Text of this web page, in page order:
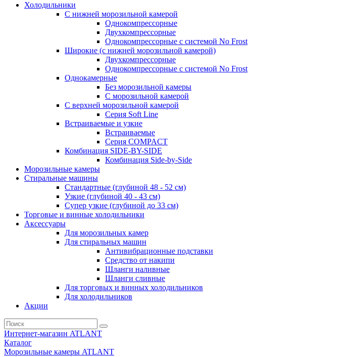
Холодильники
С нижней морозильной камерой
Однокомпрессорные
Двухкомпрессорные
Однокомпрессорные с системой No Frost
Широкие (с нижней морозильной камерой)
Двухкомпрессорные
Однокомпрессорные с системой No Frost
Однокамерные
Без морозильной камеры
С морозильной камерой
С верхней морозильной камерой
Серия Soft Line
Встраиваемые и узкие
Встраиваемые
Серия СOMPACT
Комбинация SIDE-BY-SIDE
Комбинация Side-by-Side
Морозильные камеры
Стиральные машины
Стандартные (глубиной 48 - 52 см)
Узкие (глубиной 40 - 43 см)
Супер узкие (глубиной до 33 см)
Торговые и винные холодильники
Аксессуары
Для морозильных камер
Для стиральных машин
Антивибрационные подставки
Средство от накипи
Шланги наливные
Шланги сливные
Для торговых и винных холодильников
Для холодильников
Акции
Интернет-магазин ATLANT
Каталог
Морозильные камеры ATLANT